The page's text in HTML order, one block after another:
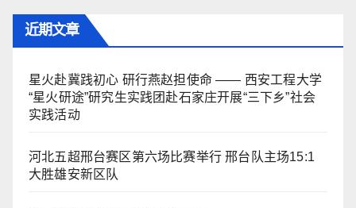
近期文章
星火赴冀践初心 研行燕赵担使命 —— 西安工程大学
“星火研途”研究生实践团赴石家庄开展“三下乡”社会
实践活动
河北五超邢台赛区第六场比赛举行 邢台队主场15:1
大胜雄安新区队